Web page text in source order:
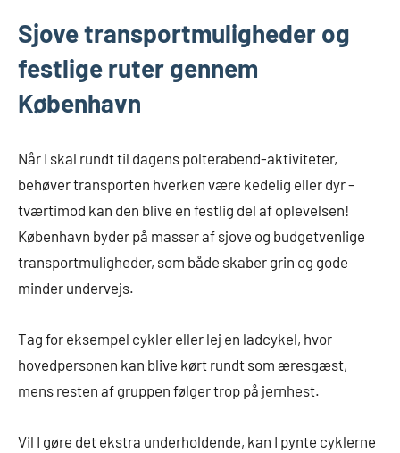
Sjove transportmuligheder og
festlige ruter gennem
København
Når I skal rundt til dagens polterabend-aktiviteter,
behøver transporten hverken være kedelig eller dyr –
tværtimod kan den blive en festlig del af oplevelsen!
København byder på masser af sjove og budgetvenlige
transportmuligheder, som både skaber grin og gode
minder undervejs.
Tag for eksempel cykler eller lej en ladcykel, hvor
hovedpersonen kan blive kørt rundt som æresgæst,
mens resten af gruppen følger trop på jernhest.
Vil I gøre det ekstra underholdende, kan I pynte cyklerne